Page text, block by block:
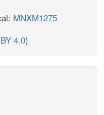
MNXM1275
4.0)